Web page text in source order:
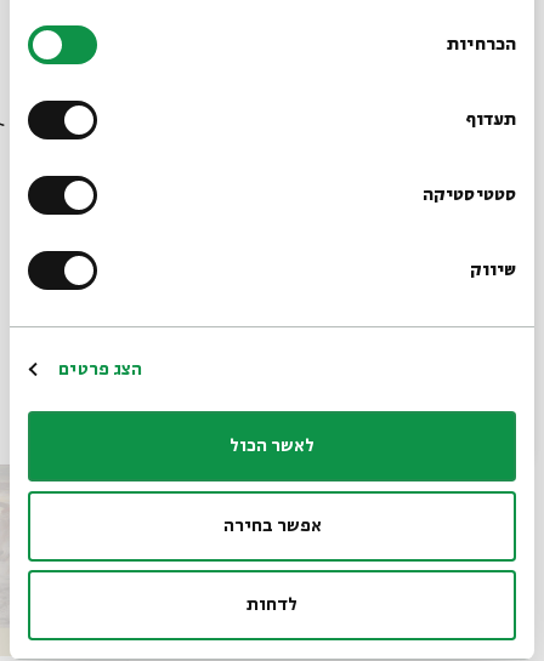
הסכמה
הכרחיות
תעדוף
סטטיסטיקה
שיווק
הצג פרטים
לאשר הכול
אפשר בחירה
לדחות
אירועים נוספים בסדרה